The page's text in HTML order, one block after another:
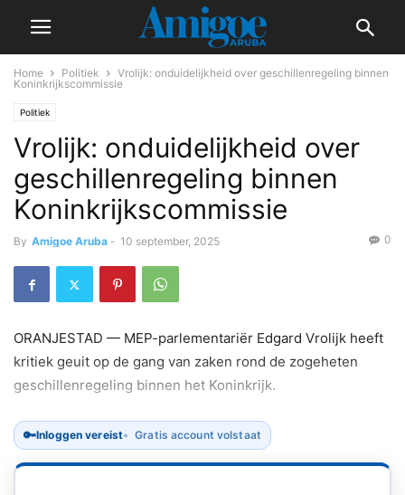
Home Politiek
Vrolijk: onduidelijkheid over geschillenregeling binnen
Koninkrijkscommissie
Politiek
Vrolijk: onduidelijkheid over
geschillenregeling binnen
Koninkrijkscommissie
By Amigoe Aruba - 10 september, 2025 0
ORANJESTAD — MEP-parlementariër Edgard Vrolijk heeft
kritiek geuit op de gang van zaken rond de zogeheten
geschillenregeling binnen het Koninkrijk.
🔑Inloggen vereist Gratis account volstaat